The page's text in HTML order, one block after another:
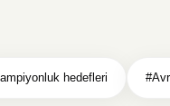
hedefleri